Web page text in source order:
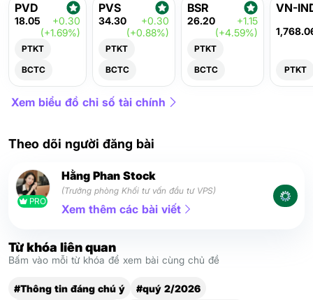
PVD
18.05
+0.30
(+1.69%)
PTKT
BCTC
PVS
34.30
+0.30
(+0.88%)
PTKT
BCTC
BSR
26.20
+1.15
(+4.59%)
PTKT
BCTC
VN-
PTKT
Xem biểu đồ chỉ số tài chính
Theo dõi người đăng bài
PRO
Hằng Phan Stock
(Trưởng phòng Khối tư vấn đầu tư VPS)
Xem thêm các bài viết
Từ khóa liên quan
Bấm vào mỗi từ khóa để xem bài cùng chủ đề
#Thông tin đáng chú ý
#quý 2/2026